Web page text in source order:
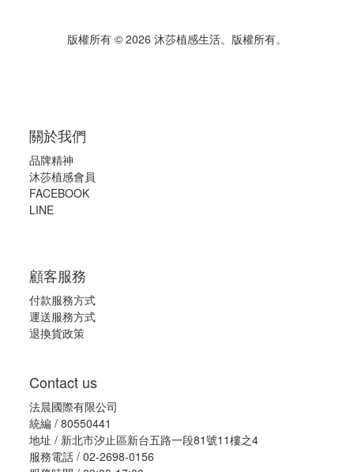
版權所有 © 2026 沐莎植感生活。版權所有。
關於我們
品牌精神
沐莎植感會員
FACEBOOK
LINE
顧客服務
付款服務方式
運送服務方式
退換貨政策
Contact us
法晨國際有限公司
統編 / 80550441
地址 / 新北市汐止區新台五路一段81號11樓之4
服務電話 / 02-2698-0156